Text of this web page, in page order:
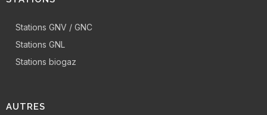
Stations GNV / GNC
Stations GNL
Stations biogaz
AUTRES